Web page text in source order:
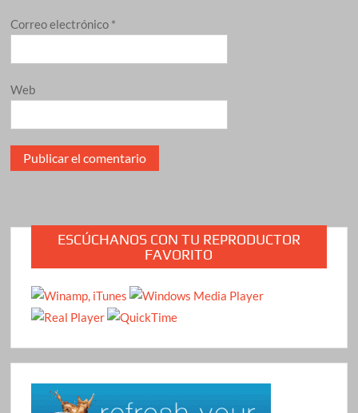
Correo electrónico *
Web
ESCÚCHANOS CON TU REPRODUCTOR
FAVORITO